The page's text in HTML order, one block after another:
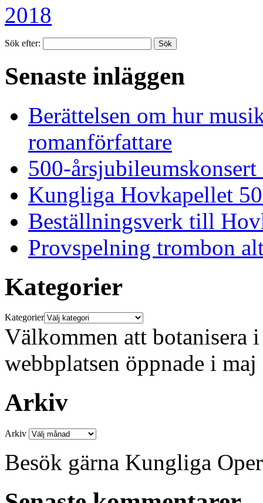
Sök efter:
Senaste inläggen
Berättelsen om hur
romanförfattare
500-
Kungliga Hovkapellet
Beställningsverk till
Provspelning trombon
Kategorier
Kategorier
Välkommen att botanisera
webbplatsen öppnade i
Arkiv
Arkiv
Besök gärna Kungliga